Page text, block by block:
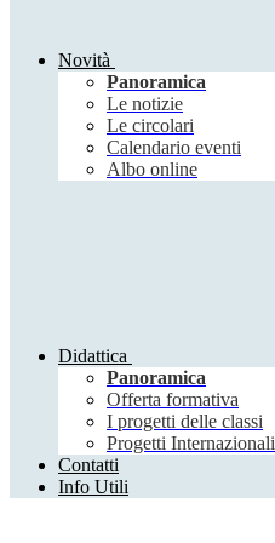
Novità
Panoramica
Le notizie
Le circolari
Calendario eventi
Albo online
Didattica
Panoramica
Offerta formativa
I progetti delle classi
Progetti Internazionali
Contatti
Info Utili